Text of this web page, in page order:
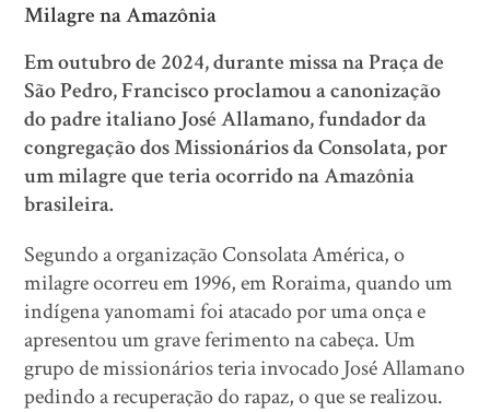
Milagre na Amazônia
Em outubro de 2024, durante missa na Praça de
São Pedro, Francisco proclamou a canonização
do padre italiano José Allamano, fundador da
congregação dos Missionários da Consolata, por
um milagre que teria ocorrido na Amazônia
brasileira.
Segundo a organização Consolata América, o
milagre ocorreu em 1996, em Roraima, quando um
indígena yanomami foi atacado por uma onça e
apresentou um grave ferimento na cabeça. Um
grupo de missionários teria invocado José Allamano
pedindo a recuperação do rapaz, o que se realizou.